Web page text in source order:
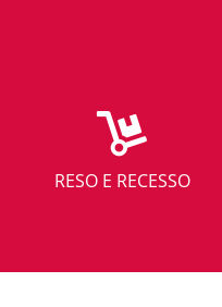
RESO E RECESSO